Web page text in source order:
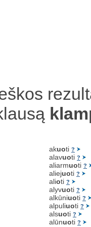
akuoti ?
alavuoti ?
aliarmuoti ?
aliejuoti ?
alioti ?
alyvuoti ?
alkūniuoti ?
alpuliuoti ?
alsuoti ?
alūnuoti ?